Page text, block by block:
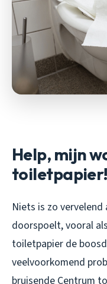
Help, mijn
toiletpapier!
Niets is zo
doorspoelt, vooral
toiletpapier de
veelvoorkomend
bruisende Centrum